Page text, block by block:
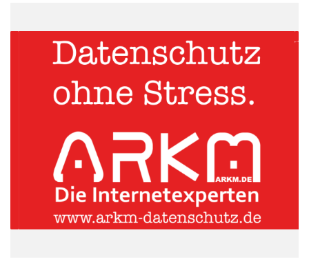
– Verbesserungspotential insbesondere im Bereich
Nachhaltigkeit
Das deutsche Rentensystem ist weiterhin nur Mittelmaß. Im
internationalen Vergleich der Modelle in 20 ausgesuchten
Spitzenreitern Dänemark, Niederlande und Australien.
Südkorea, Indien und Indonesien belegen in der Studie die
letzten Plätze.